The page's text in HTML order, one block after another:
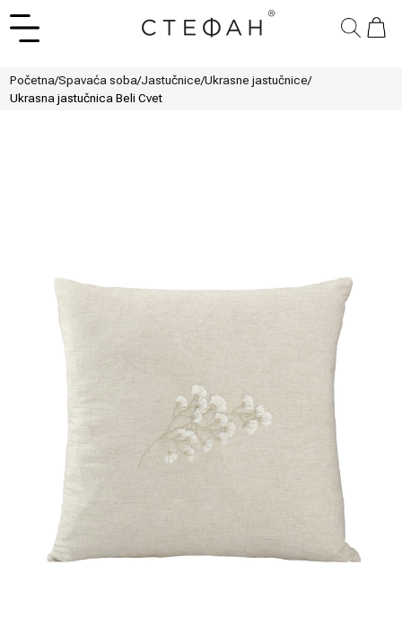
Početna/Spavaća soba/Jastučnice/Ukrasne jastučnice/
Ukrasna jastučnica Beli Cvet